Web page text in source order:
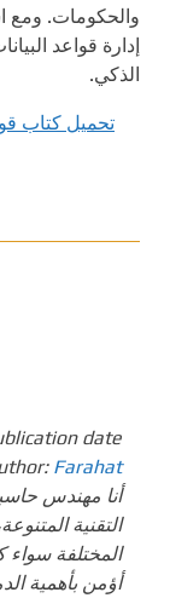
والحكومات. ومع
إدارة قواعد
الذكي.
date:
Farahat
أنا مهندس
التقنية
المختلفة سواء
أؤمن بأهمية